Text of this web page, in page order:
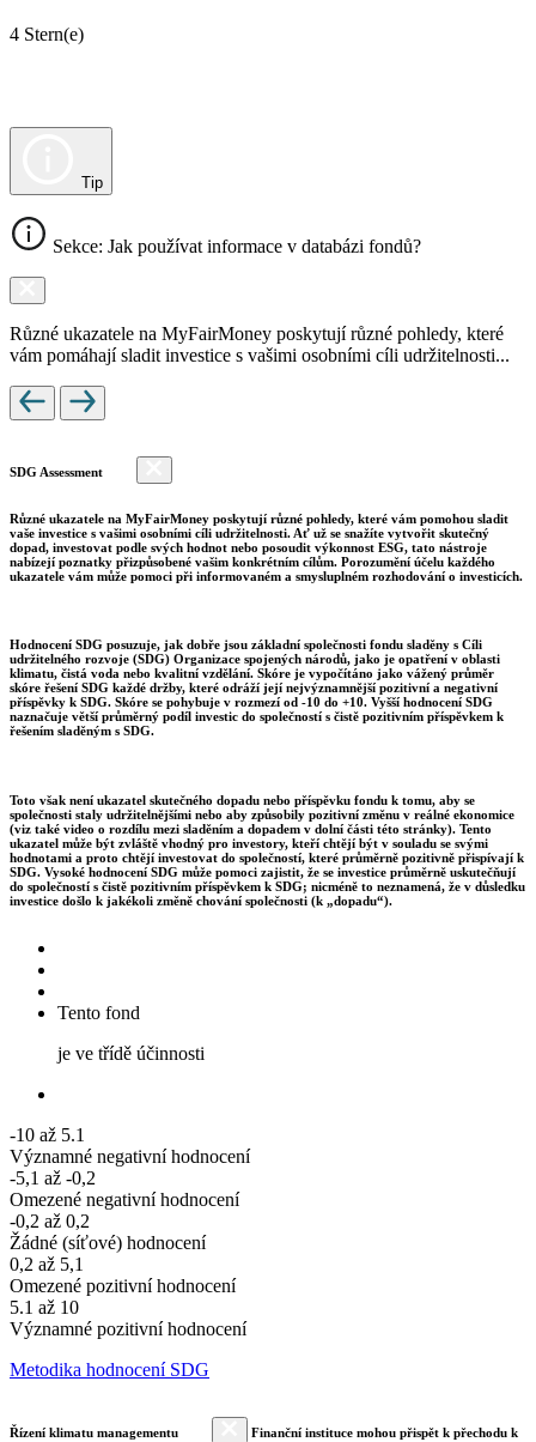
4 Stern(e)
Tip
Sekce: Jak používat informace v databázi fondů?
Různé ukazatele na MyFairMoney poskytují různé pohledy, které
vám pomáhají sladit investice s vašimi osobními cíli udržitelnosti...
SDG Assessment
Různé ukazatele na MyFairMoney poskytují různé pohledy, které vám pomohou sladit
vaše investice s vašimi osobními cíli udržitelnosti. Ať už se snažíte vytvořit skutečný
dopad, investovat podle svých hodnot nebo posoudit výkonnost ESG, tato nástroje
nabízejí poznatky přizpůsobené vašim konkrétním cílům. Porozumění účelu každého
ukazatele vám může pomoci při informovaném a smysluplném rozhodování o investicích.
Hodnocení SDG posuzuje, jak dobře jsou základní společnosti fondu sladěny s Cíli
udržitelného rozvoje (SDG) Organizace spojených národů, jako je opatření v oblasti
klimatu, čistá voda nebo kvalitní vzdělání. Skóre je vypočítáno jako vážený průměr
skóre řešení SDG každé držby, které odráží její nejvýznamnější pozitivní a negativní
příspěvky k SDG. Skóre se pohybuje v rozmezí od -10 do +10. Vyšší hodnocení SDG
naznačuje větší průměrný podíl investic do společností s čistě pozitivním příspěvkem k
řešením sladěným s SDG.
Toto však není ukazatel skutečného dopadu nebo příspěvku fondu k tomu, aby se
společnosti staly udržitelnějšími nebo aby způsobily pozitivní změnu v reálné ekonomice
(viz také video o rozdílu mezi sladěním a dopadem v dolní části této stránky). Tento
ukazatel může být zvláště vhodný pro investory, kteří chtějí být v souladu se svými
hodnotami a proto chtějí investovat do společností, které průměrně pozitivně přispívají k
SDG. Vysoké hodnocení SDG může pomoci zajistit, že se investice průměrně uskutečňují
do společností s čistě pozitivním příspěvkem k SDG; nicméně to neznamená, že v důsledku
investice došlo k jakékoli změně chování společnosti (k „dopadu“).
Tento fond
je ve třídě účinnosti
-10 až 5.1
Významné negativní hodnocení
-5,1 až -0,2
Omezené negativní hodnocení
-0,2 až 0,2
Žádné (síťové) hodnocení
0,2 až 5,1
Omezené pozitivní hodnocení
5.1 až 10
Významné pozitivní hodnocení
Metodika hodnocení SDG
Řízení klimatu managementu
Finanční instituce mohou přispět k přechodu k